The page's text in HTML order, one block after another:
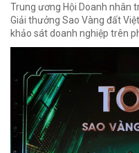
Trung ương Hội Doanh nhân
Giải thưởng Sao Vàng đất
khảo sát doanh nghiệp trên